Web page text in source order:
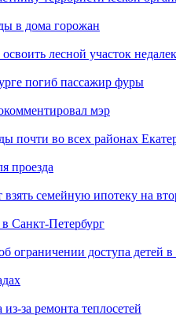
в дома горожан
лесной участок
погиб пассажир фуры
мэр
почти во всех районах
проезда
семейную ипотеку на
Санкт-Петербург
доступа детей в
за ремонта теплосетей